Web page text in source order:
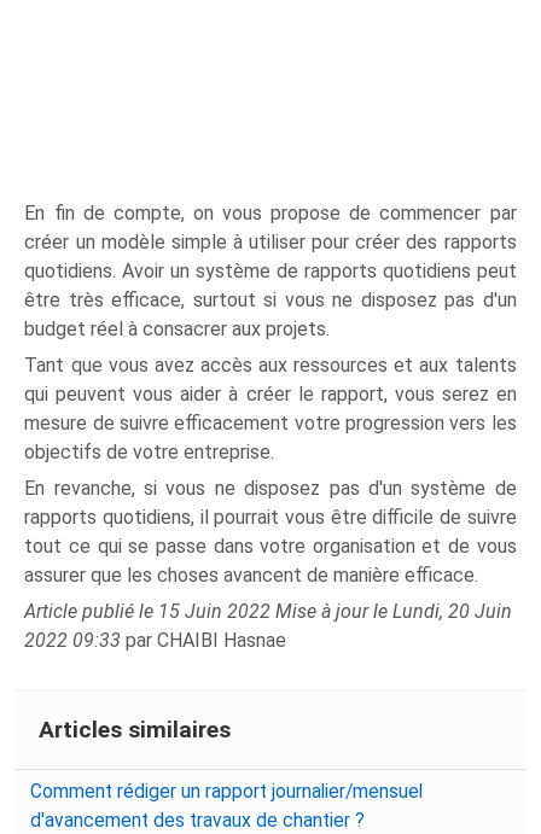
En fin de compte, on vous propose de commencer par
créer un modèle simple à utiliser pour créer des rapports
quotidiens. Avoir un système de rapports quotidiens peut
être très efficace, surtout si vous ne disposez pas d'un
budget réel à consacrer aux projets.
Tant que vous avez accès aux ressources et aux talents
qui peuvent vous aider à créer le rapport, vous serez en
mesure de suivre efficacement votre progression vers les
objectifs de votre entreprise.
En revanche, si vous ne disposez pas d'un système de
rapports quotidiens, il pourrait vous être difficile de suivre
tout ce qui se passe dans votre organisation et de vous
assurer que les choses avancent de manière efficace.
Article publié le 15 Juin 2022 Mise à jour le Lundi, 20 Juin
2022 09:33par CHAIBI Hasnae
Articles similaires
Comment rédiger un rapport journalier/mensuel
d'avancement des travaux de chantier ?